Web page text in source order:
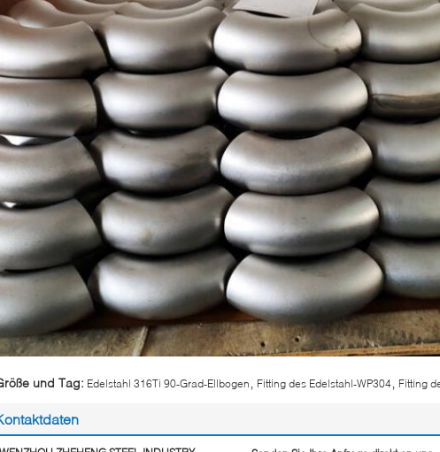
und Tag: Edelstahl 316Ti 90-Grad-Ellbogen Fitting des Edelstahl-WP304 Fitting